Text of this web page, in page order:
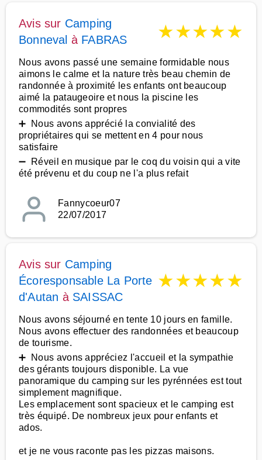
Avis sur Camping
Bonneval à FABRAS ★★★★★
Nous avons passé une semaine formidable nous
aimons le calme et la nature très beau chemin de
randonnée à proximité les enfants ont beaucoup
aimé la pataugeoire et nous la piscine les
commodités sont propres
➕ Nous avons apprécié la convialité des
propriétaires qui se mettent en 4 pour nous
satisfaire
➖ Réveil en musique par le coq du voisin qui a vite
été prévenu et du coup ne l'a plus refait
Fannycoeur07
22/07/2017
Avis sur Camping
Écoresponsable La Porte
d'Autan à SAISSAC
★★★★★
Nous avons séjourné en tente 10 jours en famille.
Nous avons effectuer des randonnées et beaucoup
de tourisme.
➕ Nous avons appréciez l'accueil et la sympathie
des gérants toujours disponible. La vue
panoramique du camping sur les pyrénnées est tout
simplement magnifique.
Les emplacement sont spacieux et le camping est
très équipé. De nombreux jeux pour enfants et
ados.
et je ne vous raconte pas les pizzas maisons.